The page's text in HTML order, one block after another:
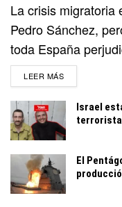
La crisis migratoria
Pedro Sánchez,
toda España
LEER MÁSDETAILS
Israel
El